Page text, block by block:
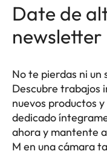
Date de
newsletter
No te pierdas ni un
Descubre trabajos
nuevos productos
dedicado
ahora y mantente
M en una cámara